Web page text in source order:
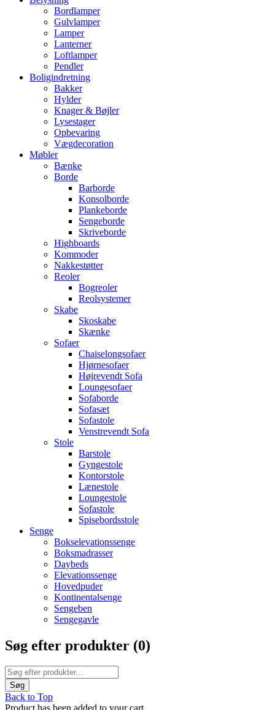
Bordlamper
Gulvlamper
Lamper
Lanterner
Loftlamper
Pendler
Boligindretning
Bakker
Hylder
Knager & Bøjler
Lysestager
Opbevaring
Vægdecoration
Møbler
Bænke
Borde
Barborde
Konsolborde
Plankeborde
Sengeborde
Skriveborde
Highboards
Kommoder
Nakkestøtter
Reoler
Bogreoler
Reolsystemer
Skabe
Skoskabe
Skænke
Sofaer
Chaiselongsofaer
Hjørnesofaer
Højrevendt Sofa
Loungesofaer
Sofaborde
Sofasæt
Sofastole
Venstrevendt Sofa
Stole
Barstole
Gyngestole
Kontorstole
Lænestole
Loungestole
Sofastole
Spisebordsstole
Senge
Bokselevationssenge
Boksmadrasser
Daybeds
Elevationssenge
Hovedpuder
Kontinentalsenge
Sengeben
Sengegavle
Søg efter produkter (0)
Back to Top